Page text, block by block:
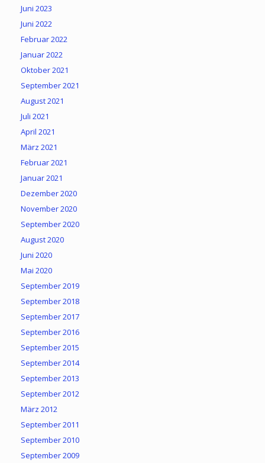
Juni 2023
Juni 2022
Februar 2022
Januar 2022
Oktober 2021
September 2021
August 2021
Juli 2021
April 2021
März 2021
Februar 2021
Januar 2021
Dezember 2020
November 2020
September 2020
August 2020
Juni 2020
Mai 2020
September 2019
September 2018
September 2017
September 2016
September 2015
September 2014
September 2013
September 2012
März 2012
September 2011
September 2010
September 2009